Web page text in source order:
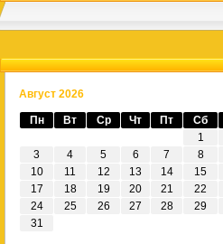
Август 2026
Пн Вт Ср Чт Пт Сб
1
3
4 5 6 7 8
10
11 12 13 14 15
17
18 19 20 21 22
24
25 26 27 28 29
31